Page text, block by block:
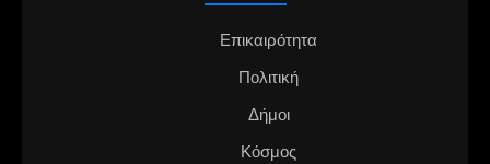
Επικαιρότητα
Πολιτική
Δήμοι
Κόσμος